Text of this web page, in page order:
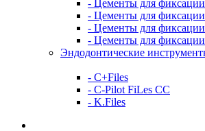
- Цементы для
- Цементы для
- Цементы для
- Цементы для
Эндодонтические
- C+Files
- C-Pilot FiLes CC
- K.Files